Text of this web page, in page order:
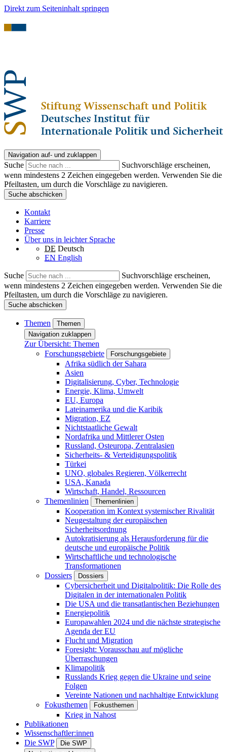
Direkt zum Seiteninhalt springen
Navigation auf- und zuklappen
Suche
Suchvorschläge erscheinen,
wenn mindestens 2 Zeichen eingegeben werden. Verwenden Sie die
Pfeiltasten, um durch die Vorschläge zu navigieren.
Suche abschicken
Kontakt
Karriere
Presse
Über uns in leichter Sprache
DE Deutsch
EN English
Suche
Suchvorschläge erscheinen,
wenn mindestens 2 Zeichen eingegeben werden. Verwenden Sie die
Pfeiltasten, um durch die Vorschläge zu navigieren.
Suche abschicken
Themen
Themen
Navigation zuklappen
Zur Übersicht: Themen
Forschungsgebiete
Forschungsgebiete
Afrika südlich der Sahara
Asien
Digitalisierung, Cyber, Technologie
Energie, Klima, Umwelt
EU, Europa
Lateinamerika und die Karibik
Migration, EZ
Nichtstaatliche Gewalt
Nordafrika und Mittlerer Osten
Russland, Osteuropa, Zentralasien
Sicherheits- & Verteidigungspolitik
Türkei
UNO, globales Regieren, Völkerrecht
USA, Kanada
Wirtschaft, Handel, Ressourcen
Themenlinien
Themenlinien
Kooperation im Kontext systemischer Rivalität
Neugestaltung der europäischen
Sicherheitsordnung
Autokratisierung als Herausforderung für die
deutsche und europäische Politik
Wirtschaftliche und technologische
Transformationen
Dossiers
Dossiers
Cybersicherheit und Digitalpolitik: Die Rolle des
Digitalen in der internationalen Politik
Die USA und die transatlantischen Beziehungen
Energiepolitik
Europawahlen 2024 und die nächste strategische
Agenda der EU
Flucht und Migration
Foresight: Vorausschau auf mögliche
Überraschungen
Klimapolitik
Russlands Krieg gegen die Ukraine und seine
Folgen
Vereinte Nationen und nachhaltige Entwicklung
Fokusthemen
Fokusthemen
Krieg in Nahost
Publikationen
Wissenschaftler:innen
Die SWP
Die SWP